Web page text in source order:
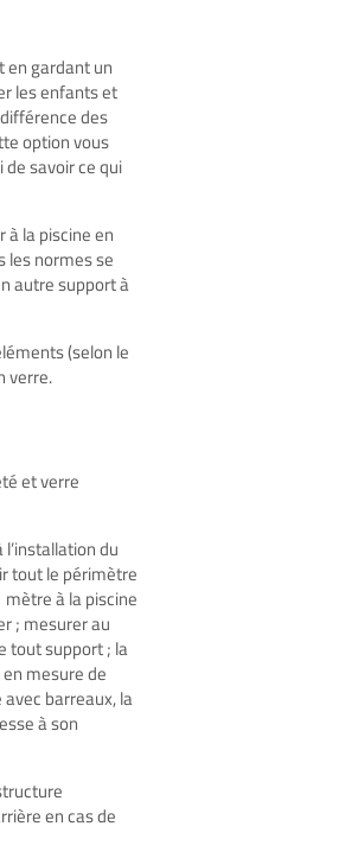
en gardant un
les enfants et
des
option vous
savoir ce qui
la piscine en
les normes se
autre support à
(selon le
verre.
et verre
du
tout le périmètre
à la piscine
; mesurer au
tout support ; la
mesure de
barreaux, la
à son
en cas de